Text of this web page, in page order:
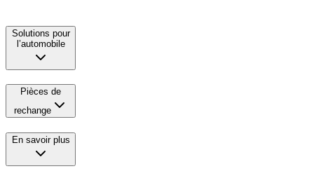
Solutions pour
l’automobile
Pièces de
rechange
En savoir plus